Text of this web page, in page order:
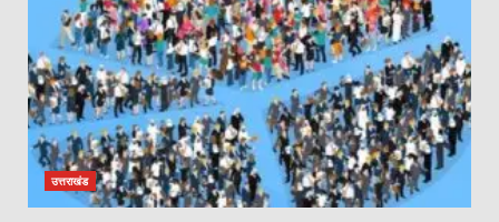
उत्तराखंड